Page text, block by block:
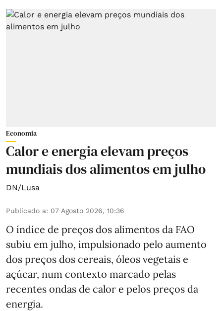
Economia
Calor e energia elevam preços
mundiais dos alimentos em julho
DN/Lusa
Publicado a: 07 Agosto 2026, 10:36
O índice de preços dos alimentos da FAO
subiu em julho, impulsionado pelo aumento
dos preços dos cereais, óleos vegetais e
açúcar, num contexto marcado pelas
recentes ondas de calor e pelos preços da
energia.